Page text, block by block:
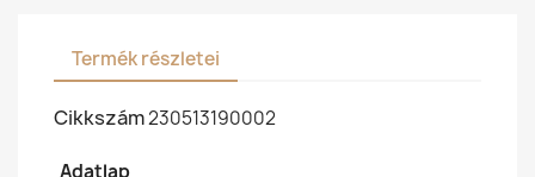
Termék részletei
Cikkszám230513190002
Adatlap